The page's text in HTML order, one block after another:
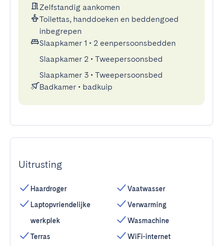
Zelfstandig aankomen
Toilettas, handdoeken en beddengoed
inbegrepen
Slaapkamer 1 • 2 eenpersoonsbedden
Slaapkamer 2 • Tweepersoonsbed
Slaapkamer 3 • Tweepersoonsbed
Badkamer • badkuip
Uitrusting
Haardroger
Laptopvriendelijke
werkplek
Terras
Vaatwasser
Verwarming
Wasmachine
WiFi-internet